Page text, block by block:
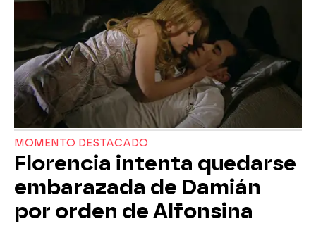
MOMENTO DESTACADO
Florencia intenta quedarse
embarazada de Damián
por orden de Alfonsina